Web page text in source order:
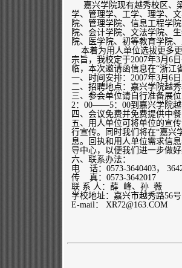
嘉兴学院现有越秀校区、
学、管理学、工学、理学、
院、管理学院、信息工程学
院、会计学院、文法学院、
院、医学院、初等教育学院
本着为用人单位选拔更多
宗旨，我校定于2007年3月6
临，本次邀请函信息在“浙
一、时间安排：2007年3月6
二、招聘地点：嘉兴学院越
三、参会单位请自行准备展
2：00——5：00到嘉兴学院
四、会议免费并免费提供中
五、用人单位可将单位的宣
行宣传。同时我们将在“嘉兴
息。回执和用人单位需求信
导中心，以便我们进一步做好
六、联系办法：
电 话：0573-3640403，
传 真：0573-3642017
联 系 人：薛 峰、孙 薇
学校地址：嘉兴市越秀路
E-mail： XR72@163.COM